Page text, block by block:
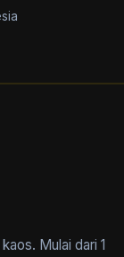
Mulai dari 1